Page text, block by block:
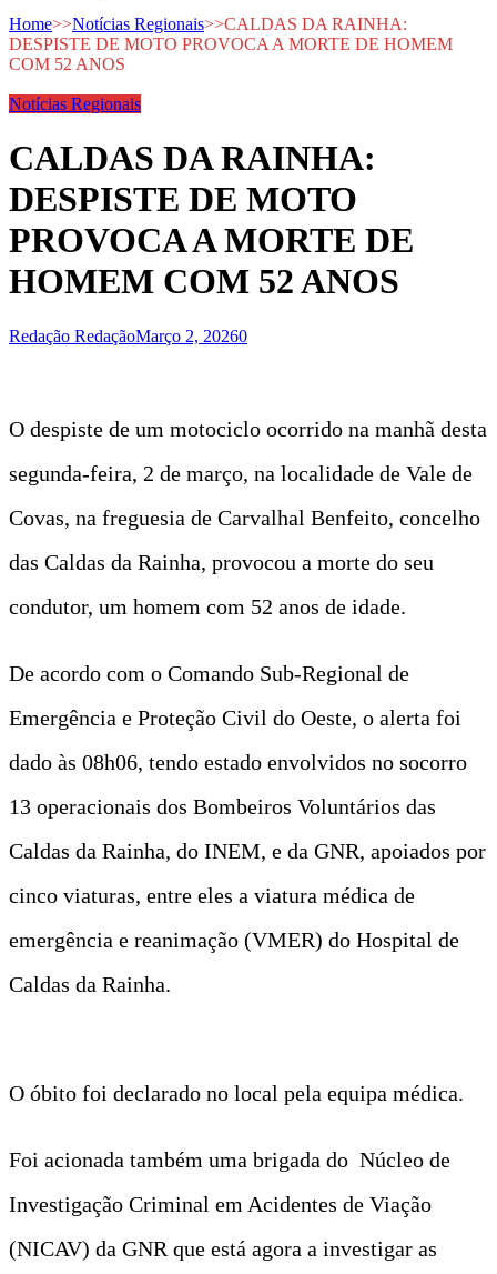
Home>>Notícias Regionais>>CALDAS DA RAINHA:
DESPISTE DE MOTO PROVOCA A MORTE DE HOMEM
COM 52 ANOS
Notícias Regionais
CALDAS DA RAINHA:
DESPISTE DE MOTO
PROVOCA A MORTE DE
HOMEM COM 52 ANOS
Redação RedaçãoMarço 2, 20260
O despiste de um motociclo ocorrido na manhã desta
segunda-feira, 2 de março, na localidade de Vale de
Covas, na freguesia de Carvalhal Benfeito, concelho
das Caldas da Rainha, provocou a morte do seu
condutor, um homem com 52 anos de idade.
De acordo com o Comando Sub-Regional de
Emergência e Proteção Civil do Oeste, o alerta foi
dado às 08h06, tendo estado envolvidos no socorro
13 operacionais dos Bombeiros Voluntários das
Caldas da Rainha, do INEM, e da GNR, apoiados por
cinco viaturas, entre eles a viatura médica de
emergência e reanimação (VMER) do Hospital de
Caldas da Rainha.
O óbito foi declarado no local pela equipa médica.
Foi acionada também uma brigada do Núcleo de
Investigação Criminal em Acidentes de Viação
(NICAV) da GNR que está agora a investigar as